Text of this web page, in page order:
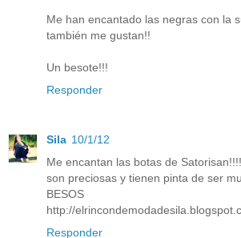
Me han encantado las negras con la
también me gustan!!
Un besote!!!
Responder
Sila 10/1/12
Me encantan las botas de Satorisan!!!!
son preciosas y tienen pinta de ser
BESOS
http://
Responder